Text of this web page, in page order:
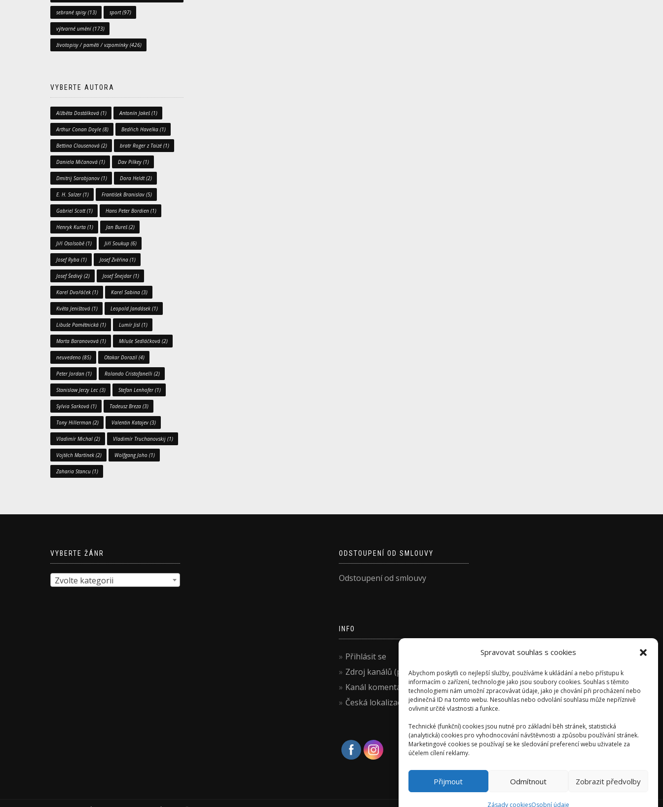
Spravovat souhlas s cookies
Abychom poskytli co nejlepší služby, používáme k ukládání a nebo přístupu k
informacím o zařízení, technologie jako jsou soubory cookies. Souhlas s těmito
technologiemi nám umožní zpracovávat údaje, jako je chování při procházení nebo
jedinečná ID na tomto webu. Nesouhlas nebo odvolání souhlasu může nepříznivě
ovlivnit určité vlastnosti a funkce.
Technické (funkční) cookies jsou nutné pro základní běh stránek, statistická
(analytická) cookies pro vyhodnocování návštěvnosti a způsobu používání stránek.
Marketingové cookies se používají se ke sledování preferencí webu uživatele za
účelem cílení reklamy.
Přijmout Odmítnout Zobrazit předvolby
Zásady cookiesOsobní údaje
sebrané spisy (13) sport(97)
výtvarné umění(173)
životopisy / paměti / vzpomínky (426)
VYBERTE AUTORA
Alžběta Dostálková (1) Antonín Jakeš(1)
Arthur Conan Doyle (8) Bedřich Havelka (1)
Bettina Clausenová (2) bratr Roger z Taizé (1)
Daniela Mičanová (1) Dav Pilkey (1)
Dmitrij Sarabjanov (1) Dora Heldt(2)
E. H. Salzer(1) František Branislav (5)
Gabriel Scott(1) Hans Peter Bordien (1)
Henryk Kurta (1) Jan Bureš(2)
Jiří Osolsobě (1) Jiří Soukup (6)
Josef Ryba (1) Josef Zvěřina (1)
Josef Šedivý (2) Josef Šnejdar(1)
Karel Dvořáček (1) Karel Sabina (3)
Květa Jeništová (1) Leopold Jandásek (1)
Libuše Pamětnická (1) Lumír Jisl (1)
Marta Baranovová (1) Miluše Sedláčková (2)
neuvedeno (85) Otakar Dorazil (4)
Peter Jordan (1) Rolando Cristofanelli (2)
Stanislaw Jerzy Lec (3) Stefan Lenhofer(1)
Sylvia Sarková (1) Tadeusz Breza (3)
Tony Hillerman (2) Valentin Katajev (3)
Vladimír Michal (2) Vladimír Truchanovskij (1)
Vojtěch Martínek (2) Wolfgang Joho (1)
Zaharia Stancu (1)
VYBERTE ŽÁNR
Zvolte kategorii
ODSTOUPENÍ OD SMLOUVY
Odstoupení od smlouvy
INFO
Přihlásit se
Zdroj kanálů (příspěvky)
Kanál komentářů
Česká lokalizace